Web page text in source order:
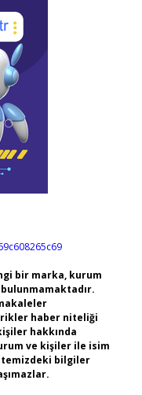
bir marka, kurum
haber niteliği
hakkında
ve kişiler ile isim
bilgiler